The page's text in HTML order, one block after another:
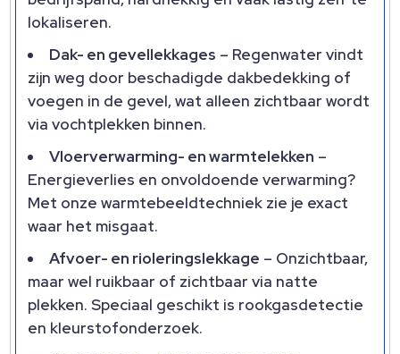
lokaliseren.
Dak- en gevellekkages – Regenwater vindt
zijn weg door beschadigde dakbedekking of
voegen in de gevel, wat alleen zichtbaar wordt
via vochtplekken binnen.
Vloerverwarming- en warmtelekken –
Energieverlies en onvoldoende verwarming?
Met onze warmtebeeldtechniek zie je exact
waar het misgaat.
Afvoer- en rioleringslekkage – Onzichtbaar,
maar wel ruikbaar of zichtbaar via natte
plekken. Speciaal geschikt is rookgasdetectie
en kleurstofonderzoek.